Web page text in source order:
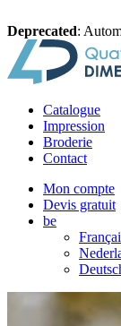
Deprecated:
Catalogue
Impression
Broderie
Contact
Mon compte
Devis gratuit
be